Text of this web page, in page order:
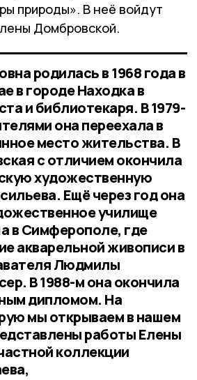
природы». В неё войдут
Домбровской.
родилась в 1968 года в
в городе Находка в
и библиотекаря. В 1979-
она переехала в
место жительства. В
с отличием окончила
художественную
Ещё через год она
училище
в Симферополе, где
акварельной живописи в
Людмилы
В 1988-м она окончила
дипломом. На
мы открываем в нашем
работы Елены
коллекции